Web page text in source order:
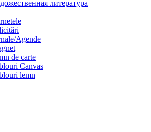
литература
Agende
de carte
Canvas
lemn